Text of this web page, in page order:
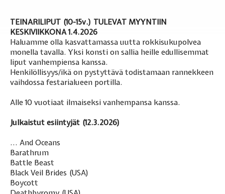
TEINARILIPUT (10-15v.) TULEVAT MYYNTIIN
KESKIVIIKKONA 1.4.2026
Haluamme olla kasvattamassa uutta rokkisukupolvea
monella tavalla. Yksi konsti on sallia heille edullisemmat
liput vanhempiensa kanssa.
Henkilöllisyys/ikä on pystyttävä todistamaan rannekkeen
vaihdossa festarialueen portilla.
Alle 10 vuotiaat ilmaiseksi vanhempansa kanssa.
Julkaistut esiintyjät (12.3.2026)
... And Oceans
Barathrum
Battle Beast
Black Veil Brides (USA)
Boycott